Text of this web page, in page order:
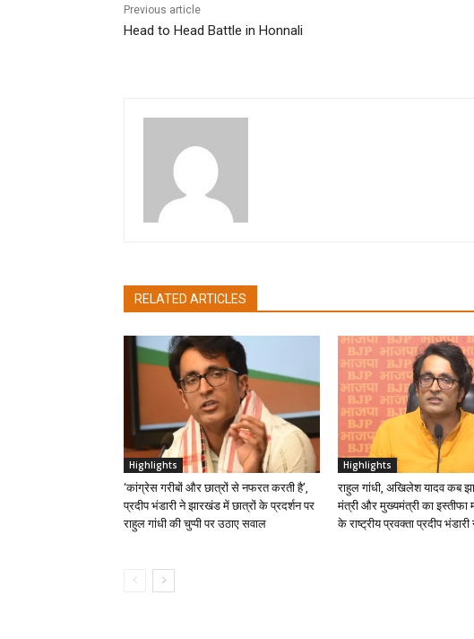
Previous article
Head to Head Battle in Honnali
RELATED ARTICLES
Highlights
‘कांग्रेस गरीबों और छात्रों से नफरत करती है’,
प्रदीप भंडारी ने झारखंड में छात्रों के प्रदर्शन पर
राहुल गांधी की चुप्पी पर उठाए सवाल
Highlights
राहुल गांधी, अखिलेश यादव कब
मंत्री और मुख्यमंत्री का इस्तीफा
के राष्ट्रीय प्रवक्ता प्रदीप भंडारी